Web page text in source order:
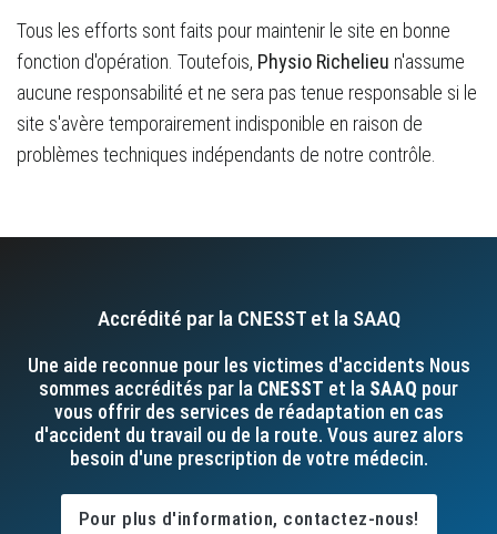
Tous les efforts sont faits pour maintenir le site en bonne
fonction d'opération. Toutefois, Physio Richelieu n'assume
aucune responsabilité et ne sera pas tenue responsable si le
site s'avère temporairement indisponible en raison de
problèmes techniques indépendants de notre contrôle.
Accrédité par la CNESST et la SAAQ
Une aide reconnue pour les victimes d'accidents Nous
sommes accrédités par la CNESST et la SAAQ pour
vous offrir des services de réadaptation en cas
d'accident du travail ou de la route. Vous aurez alors
besoin d'une prescription de votre médecin.
Pour plus d'information, contactez-nous!